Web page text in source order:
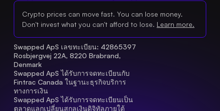
Crypto prices can move fast. You can lose money.
Don't invest what you can't afford to lose. Learn more.
Swapped ApS เลขทะเบียน: 42865397
Rosbjergvej 22A, 8220 Brabrand,
Denmark
Swapped ApS ได้รับการจดทะเบียนกับ
Fintrac Canada ในฐานะธุรกิจบริการ
ทางการเงิน
Swapped ApS ได้รับการจดทะเบียนเป็น
ตลาดแลกเปลี่ยนสกุลเงินดิจิทัลภายใต้